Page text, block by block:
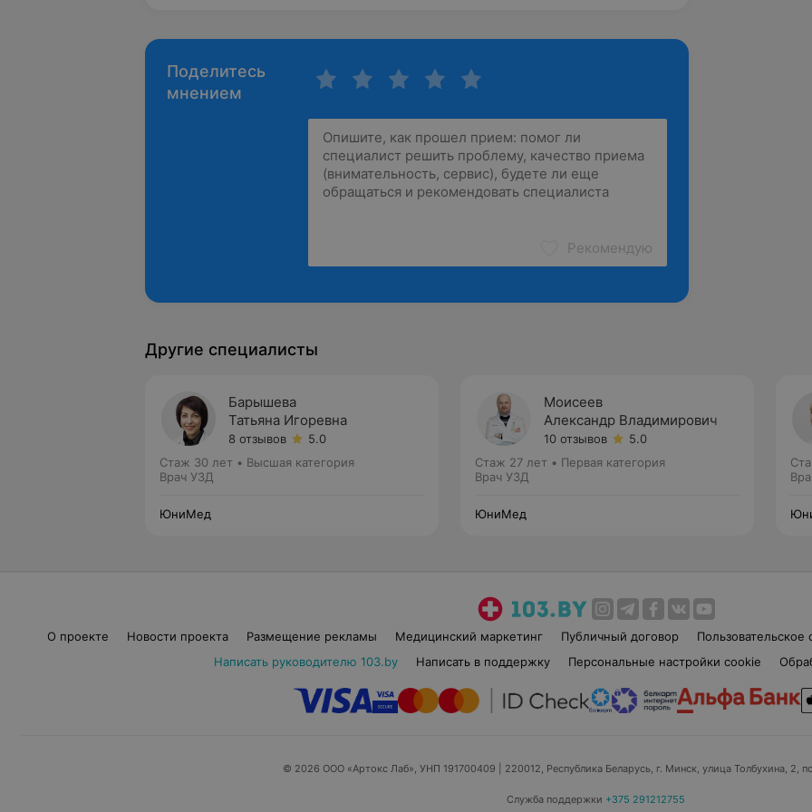
Поделитесь
мнением
Рекомендую
Другие специалисты
Барышева
Татьяна Игоревна
8 отзывов
5.0
Стаж 30 лет • Высшая категория
Врач УЗД
ЮниМед
Моисеев
Александр Владимирович
10 отзывов
5.0
Стаж 27 лет • Первая категория
Врач УЗД
ЮниМед
О проекте Новости проекта Размещение рекламы Медицинский маркетинг Публичный договор Пользовательское
Написать руководителю 103.by
Написать в поддержку Персональные настройки cookie
© 2026 ООО «Артокс Лаб», УНП 191700409 | 220012, Республика Беларусь, г. Минск, улица Толбухина, 2,
Служба поддержки +375 291212755